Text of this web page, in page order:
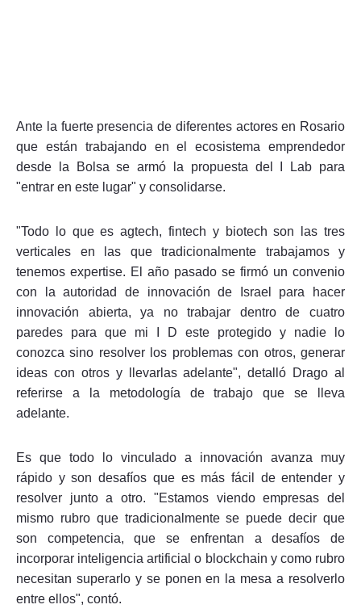
Ante la fuerte presencia de diferentes actores en Rosario
que están trabajando en el ecosistema emprendedor
desde la Bolsa se armó la propuesta del I Lab para
"entrar en este lugar" y consolidarse.
"Todo lo que es agtech, fintech y biotech son las tres
verticales en las que tradicionalmente trabajamos y
tenemos expertise. El año pasado se firmó un convenio
con la autoridad de innovación de Israel para hacer
innovación abierta, ya no trabajar dentro de cuatro
paredes para que mi I D este protegido y nadie lo
conozca sino resolver los problemas con otros, generar
ideas con otros y llevarlas adelante", detalló Drago al
referirse a la metodología de trabajo que se lleva
adelante.
Es que todo lo vinculado a innovación avanza muy
rápido y son desafíos que es más fácil de entender y
resolver junto a otro. "Estamos viendo empresas del
mismo rubro que tradicionalmente se puede decir que
son competencia, que se enfrentan a desafíos de
incorporar inteligencia artificial o blockchain y como rubro
necesitan superarlo y se ponen en la mesa a resolverlo
entre ellos", contó.